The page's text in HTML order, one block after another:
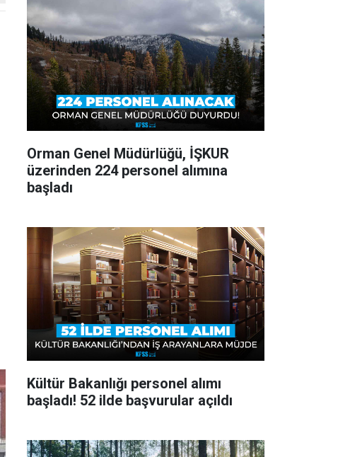
Orman Genel Müdürlüğü, İŞKUR
üzerinden 224 personel alımına
başladı
Kültür Bakanlığı personel alımı
başladı! 52 ilde başvurular açıldı